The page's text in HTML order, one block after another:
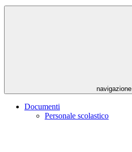
navigazione
Documenti
Personale scolastico